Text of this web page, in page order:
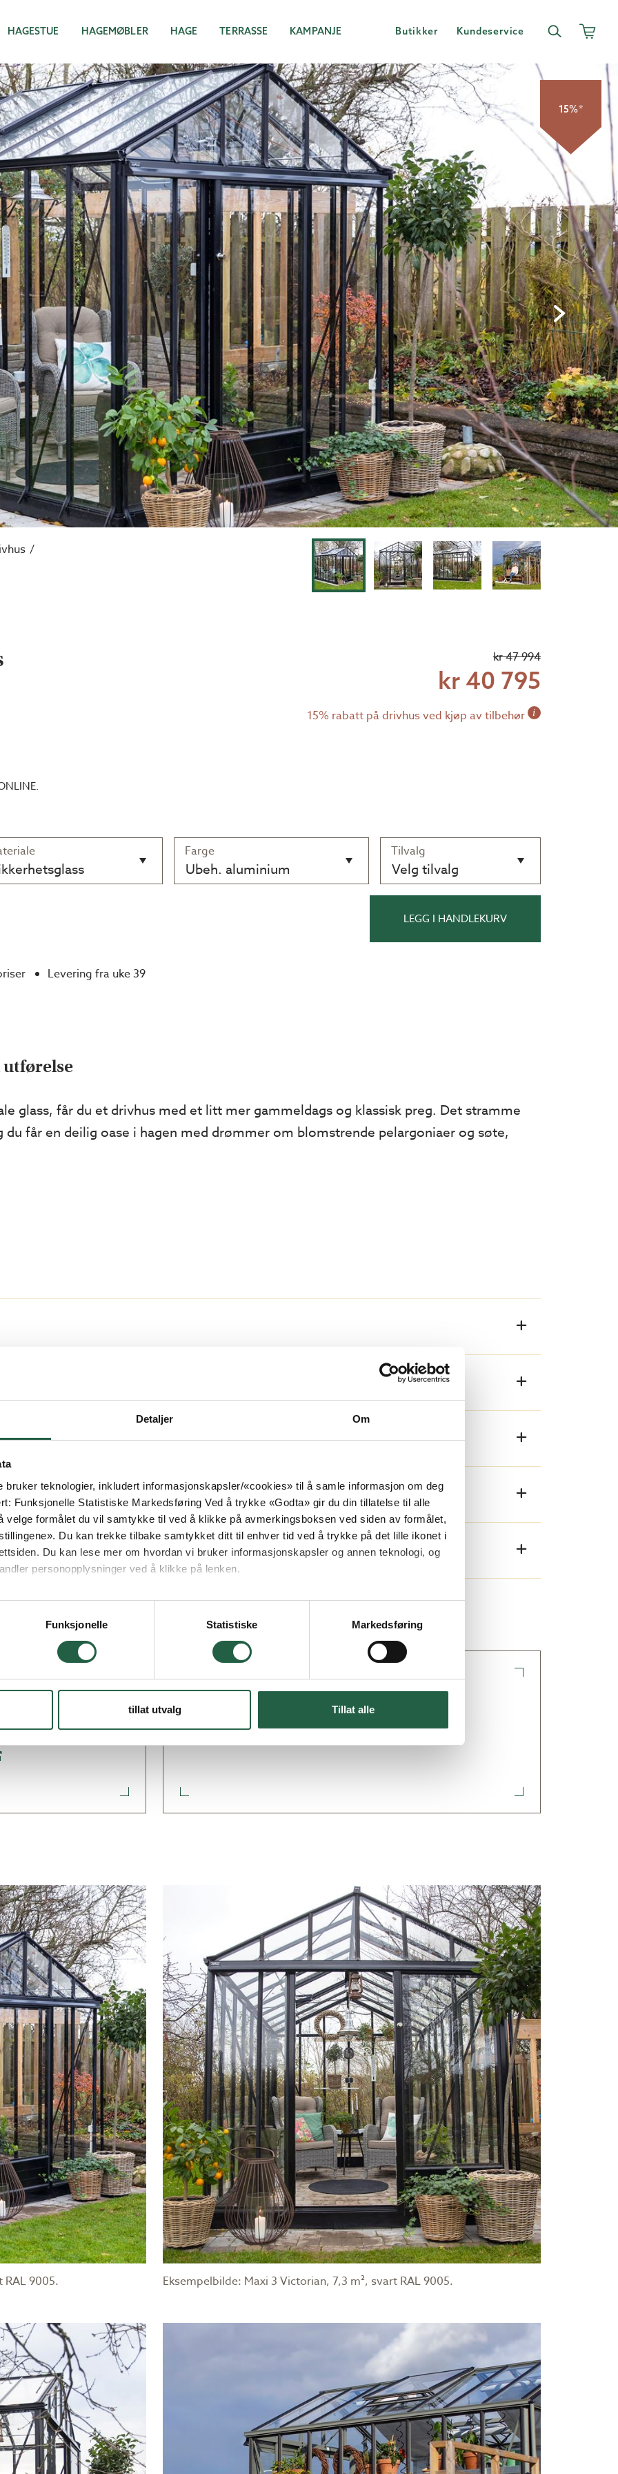
Detaljer Om
bruker teknologier, inkludert informasjonskapsler/«cookies» til å samle informasjon om deg
Funksjonelle Statistiske Markedsføring Ved å trykke «Godta» gir du din tillatelse til alle
velge formålet du vil samtykke til ved å klikke på avmerkingsboksen ved siden av formålet,
Du kan trekke tilbake samtykket ditt til enhver tid ved å trykke på det lille ikonet i
Du kan lese mer om hvordan vi bruker informasjonskapsler og annen teknologi, og
personopplysninger ved å klikke på lenken.
behandler personopplysninger
Funksjonelle Statistiske Markedsføring
tillat utvalg Tillat alle
HAGESTUE HAGEMØBLER HAGE TERRASSE KAMPANJE Butikker Kundeservice
15%*
kr 47 994
kr 40 795
15% rabatt på drivhus ved kjøp av tilbehør i
Farge
Ubeh. aluminium
Tilvalg
Velg tilvalg
LEGG I HANDLEKURV
Levering fra uke 39
glass, får du et drivhus med et litt mer gammeldags og klassisk preg. Det stramme
du får en deilig oase i hagen med drømmer om blomstrende pelargoniaer og søte,
finnes i ti fine standardfarger og en rekke størrelser, alt etter dine behov og
i vårt
Spørsmål om drivhus?
RAL 9005. Eksempelbilde: Maxi 3 Victorian, 7,3 m², svart RAL 9005.